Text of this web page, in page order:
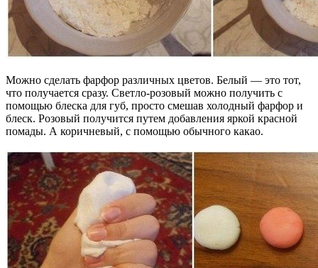
Можно сделать фарфор различных цветов. Белый — это тот,
что получается сразу. Светло-розовый можно получить с
помощью блеска для губ, просто смешав холодный фарфор и
блеск. Розовый получится путем добавления яркой красной
помады. А коричневый, с помощью обычного какао.